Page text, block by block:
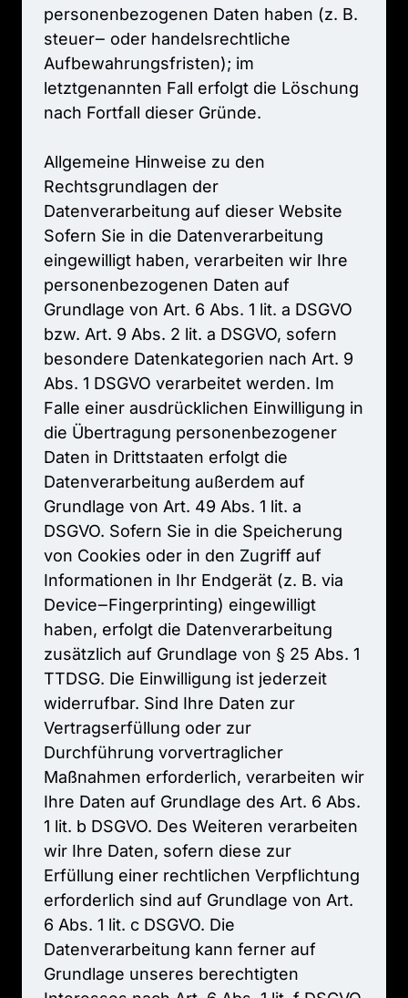
personenbezogenen Daten haben (z.
steuer‒ oder
Aufbewahrungsfristen);
letztgenannten Fall erfolgt die
nach Fortfall dieser Gründe.
Allgemeine Hinweise zu
Rechtsgrundlagen
Datenverarbeitung auf dieser Website
Sofern Sie in die
eingewilligt haben, verarbeiten wir
personenbezogenen Daten
Grundlage von Art. 6 Abs. 1 lit. a
bzw. Art. 9 Abs. 2 lit. a DSGVO,
besondere Datenkategorien nach Art.
Abs. 1 DSGVO verarbeitet werden.
Falle einer ausdrücklichen Einwilligung
die Übertragung
Daten in Drittstaaten erfolgt
Datenverarbeitung außerdem
Grundlage von Art. 49 Abs. 1 lit.
DSGVO. Sofern Sie in die
von Cookies oder in den Zugriff
Informationen in Ihr Endgerät (z. B.
Device‒Fingerprinting)
haben, erfolgt die
zusätzlich auf Grundlage von § 25 Abs.
TTDSG. Die Einwilligung ist
widerrufbar. Sind Ihre Daten
Vertragserfüllung oder
Durchführung
Maßnahmen erforderlich, verarbeiten
Ihre Daten auf Grundlage des Art. 6
1 lit. b DSGVO. Des Weiteren
wir Ihre Daten, sofern diese
Erfüllung einer rechtlichen
erforderlich sind auf Grundlage von
6 Abs. 1 lit. c DSGVO.
Datenverarbeitung kann ferner
Grundlage unseres